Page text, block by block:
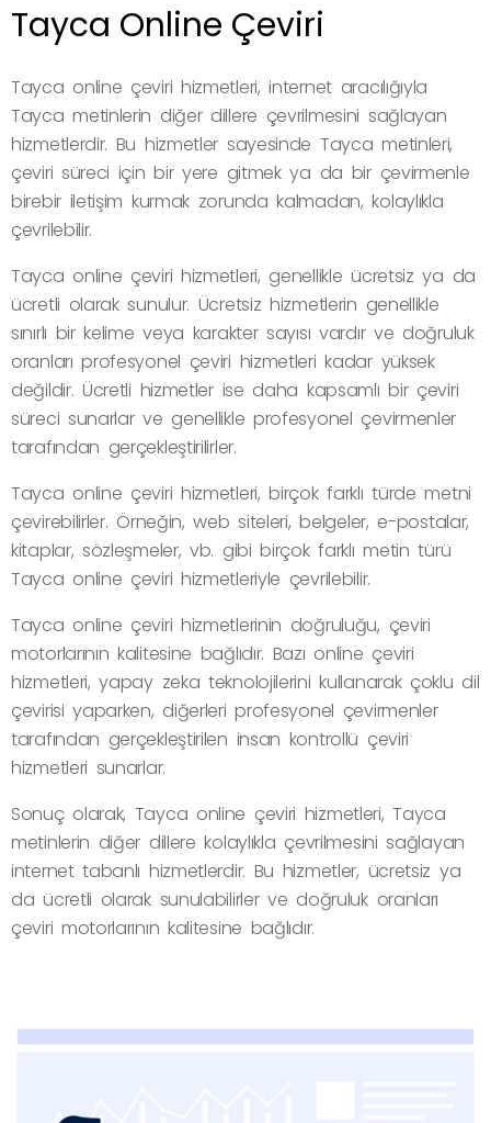
Tayca Online Çeviri
Tayca online çeviri hizmetleri, internet aracılığıyla
Tayca metinlerin diğer dillere çevrilmesini sağlayan
hizmetlerdir. Bu hizmetler sayesinde Tayca metinleri,
çeviri süreci için bir yere gitmek ya da bir çevirmenle
birebir iletişim kurmak zorunda kalmadan, kolaylıkla
çevrilebilir.
Tayca online çeviri hizmetleri, genellikle ücretsiz ya da
ücretli olarak sunulur. Ücretsiz hizmetlerin genellikle
sınırlı bir kelime veya karakter sayısı vardır ve doğruluk
oranları profesyonel çeviri hizmetleri kadar yüksek
değildir. Ücretli hizmetler ise daha kapsamlı bir çeviri
süreci sunarlar ve genellikle profesyonel çevirmenler
tarafından gerçekleştirilirler.
Tayca online çeviri hizmetleri, birçok farklı türde metni
çevirebilirler. Örneğin, web siteleri, belgeler, e-postalar,
kitaplar, sözleşmeler, vb. gibi birçok farklı metin türü
Tayca online çeviri hizmetleriyle çevrilebilir.
Tayca online çeviri hizmetlerinin doğruluğu, çeviri
motorlarının kalitesine bağlıdır. Bazı online çeviri
hizmetleri, yapay zeka teknolojilerini kullanarak çoklu dil
çevirisi yaparken, diğerleri profesyonel çevirmenler
tarafından gerçekleştirilen insan kontrollü çeviri
hizmetleri sunarlar.
Sonuç olarak, Tayca online çeviri hizmetleri, Tayca
metinlerin diğer dillere kolaylıkla çevrilmesini sağlayan
internet tabanlı hizmetlerdir. Bu hizmetler, ücretsiz ya
da ücretli olarak sunulabilirler ve doğruluk oranları
çeviri motorlarının kalitesine bağlıdır.